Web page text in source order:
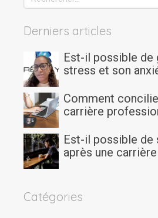
Derniers articles
Est-il possible de
stress et son
ou doctorant?
Comment
carrière
Est-il possible
après une carrière
logistique ou
Catégories